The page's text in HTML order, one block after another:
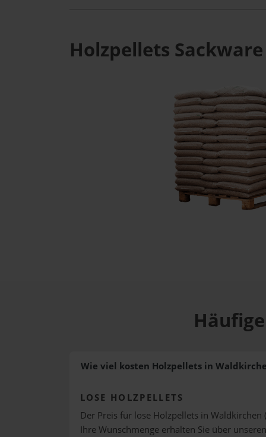
Holzpellets
Wie viel kosten Holzpellets in
LOSE HOLZPELLETS
Der Preis für lose Holzpellets in Waldkirchen
Ihre Wunschmenge erhalten Sie über unseren